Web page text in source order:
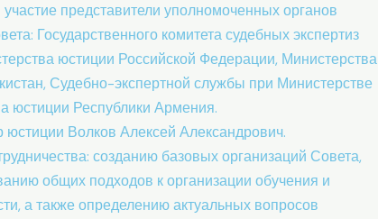
представители уполномоченных органов
Государственного комитета судебных экспертиз
юстиции Российской Федерации, Министерства
Судебно-экспертной службы при Министерстве
юстиции Республики Армения.
Волков Алексей Александрович.
созданию базовых организаций Совета,
общих подходов к организации обучения и
а также определению актуальных вопросов